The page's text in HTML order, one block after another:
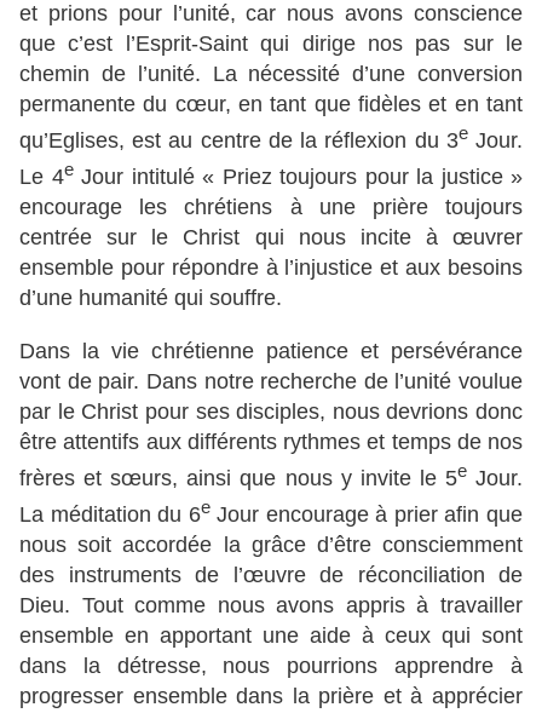
et prions pour l’unité, car nous avons conscience
que c’est l’Esprit-Saint qui dirige nos pas sur le
chemin de l’unité. La nécessité d’une conversion
permanente du cœur, en tant que fidèles et en tant
qu’Eglises, est au centre de la réflexion du 3eJour.
Le 4eJour intitulé « Priez toujours pour la justice »
encourage les chrétiens à une prière toujours
centrée sur le Christ qui nous incite à œuvrer
ensemble pour répondre à l’injustice et aux besoins
d’une humanité qui souffre.
Dans la vie chrétienne patience et persévérance
vont de pair. Dans notre recherche de l’unité voulue
par le Christ pour ses disciples, nous devrions donc
être attentifs aux différents rythmes et temps de nos
frères et sœurs, ainsi que nous y invite le 5eJour.
La méditation du 6eJour encourage à prier afin que
nous soit accordée la grâce d’être consciemment
des instruments de l’œuvre de réconciliation de
Dieu. Tout comme nous avons appris à travailler
ensemble en apportant une aide à ceux qui sont
dans la détresse, nous pourrions apprendre à
progresser ensemble dans la prière et à apprécier